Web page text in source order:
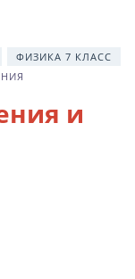
ФИЗИКА 7 КЛАСС
и